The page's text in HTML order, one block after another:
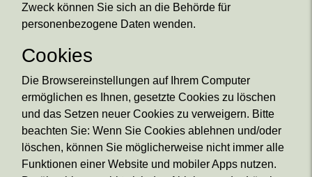
Zweck können Sie sich an die Behörde für
personenbezogene Daten wenden.
Cookies
Die Browsereinstellungen auf Ihrem Computer
ermöglichen es Ihnen, gesetzte Cookies zu löschen
und das Setzen neuer Cookies zu verweigern. Bitte
beachten Sie: Wenn Sie Cookies ablehnen und/oder
löschen, können Sie möglicherweise nicht immer alle
Funktionen einer Website und mobiler Apps nutzen.